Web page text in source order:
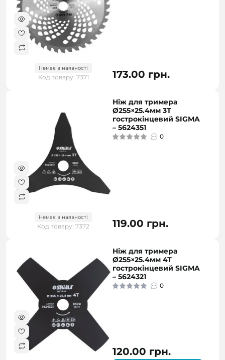
Немає в наявності
Код товару: 7371 173.00 грн.
Немає в наявності
Код товару: 7372
Ніж для тримера
Ø255×25.4мм 3Т
гострокінцевий SIGMA
– 5624351
0
119.00 грн.
Ніж для тримера
Ø255×25.4мм 4Т
гострокінцевий SIGMA
– 5624321
0
120.00 грн.